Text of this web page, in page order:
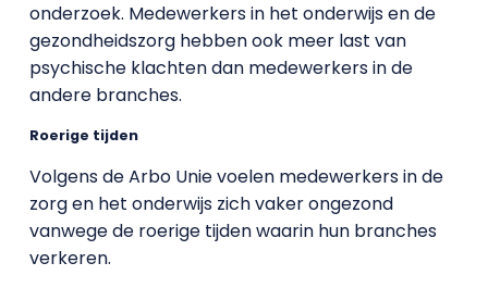
onderzoek. Medewerkers in het onderwijs en de
gezondheidszorg hebben ook meer last van
psychische klachten dan medewerkers in de
andere branches.
Roerige tijden
Volgens de Arbo Unie voelen medewerkers in de
zorg en het onderwijs zich vaker ongezond
vanwege de roerige tijden waarin hun branches
verkeren.